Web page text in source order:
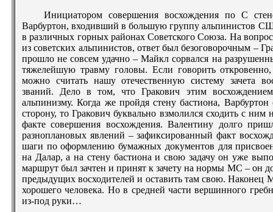
Инициатором совершения восхождения по С
Варбуртон, входивший в большую группу альпинистов
в различных горных районах Советского Союза. На
из советских альпинистов, ответ был безоговорочным –
прошло не совсем удачно – Майкл сорвался на
тяжелейшую травму головы. Если говорить
можно считать нашу отечественную систему зачета
званий. Дело в том, что Гракович этим
альпинизму. Когда же пройдя стену бастиона,
сторону, то Гракович буквально взмолился сходить с
факте совершения восхождения. Валентину долго
разноплановых явлений – зафиксированный факт
шаги по оформлению бумажных документов для
на Далар, а на стену бастиона и свою задачу он уже
маршрут был зачтен и принят к зачету на нормы МС – он
предыдущих восходителей и оставить там свою. Наконец
хорошего человека. Но в средней части вершинного
из-под руки…